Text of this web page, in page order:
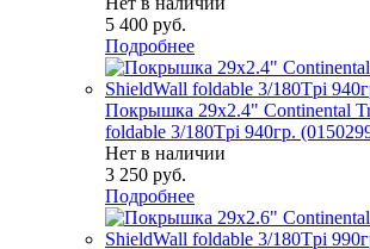
5 400 руб.
Подробнее
Покрышка 29x2.4" Continental
foldable 3/180Tpi 940гр.
Нет в наличии
3 250 руб.
Подробнее